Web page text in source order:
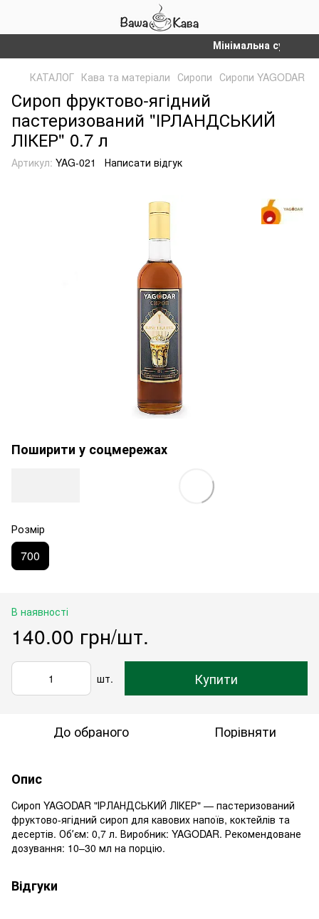
Мінімальна сума
КАТАЛОГ Кава та матеріали Сиропи Сиропи YAGODAR
Сироп фруктово-ягідний
пастеризований "ІРЛАНДСЬКИЙ
ЛІКЕР" 0.7 л
Артикул: YAG-021 Написати відгук
Поширити у соцмережах
Розмір
700
В наявності
140.00 грн/шт.
шт. Купити
До обраного Порівняти
Опис
Сироп YAGODAR "ІРЛАНДСЬКИЙ ЛІКЕР" — пастеризований
фруктово-ягідний сироп для кавових напоїв, коктейлів та
десертів. Обʼєм: 0,7 л. Виробник: YAGODAR. Рекомендоване
дозування: 10–30 мл на порцію.
Відгуки